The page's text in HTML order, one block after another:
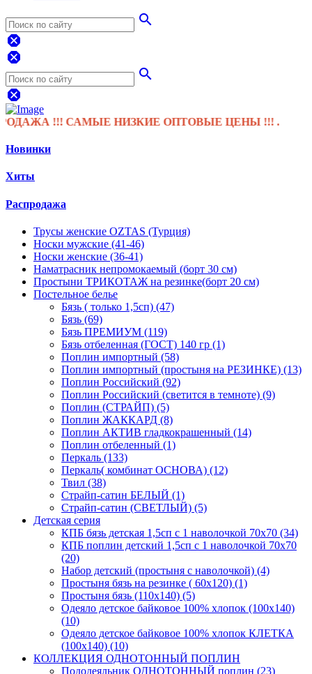
search
dangerous
dangerous
search
dangerous
!!! САМЫЕ НИЗКИЕ ОПТОВЫЕ ЦЕНЫ !!! .
Новинки
Хиты
Распродажа
Трусы женские OZTAS (Турция)
Носки мужские (41-46)
Носки женские (36-41)
Наматрасник непромокаемый (борт 30 см)
Простыни ТРИКОТАЖ на резинке(борт 20 см)
Постельное белье
Бязь ( только 1,5сп) (47)
Бязь (69)
Бязь ПРЕМИУМ (119)
Бязь отбеленная (ГОСТ) 140 гр (1)
Поплин импортный (58)
Поплин импортный (простыня на РЕЗИНКЕ) (13)
Поплин Российский (92)
Поплин Российский (светится в темноте) (9)
Поплин (СТРАЙП) (5)
Поплин ЖАККАРД (8)
Поплин АКТИВ гладкокрашенный (14)
Поплин отбеленный (1)
Перкаль (133)
Перкаль( комбинат ОСНОВА) (12)
Твил (38)
Страйп-сатин БЕЛЫЙ (1)
Страйп-сатин (СВЕТЛЫЙ) (5)
Детская серия
КПБ бязь детская 1,5сп с 1 наволочкой 70х70 (34)
КПБ поплин детский 1,5сп с 1 наволочкой 70х70
(20)
Набор детский (простыня с наволочкой) (4)
Простыня бязь на резинке ( 60х120) (1)
Простыня бязь (110х140) (5)
Одеяло детское байковое 100% хлопок (100х140)
(10)
Одеяло детское байковое 100% хлопок КЛЕТКА
(100х140) (10)
КОЛЛЕКЦИЯ ОДНОТОННЫЙ ПОПЛИН
Пододеяльник ОДНОТОННЫЙ поплин (23)